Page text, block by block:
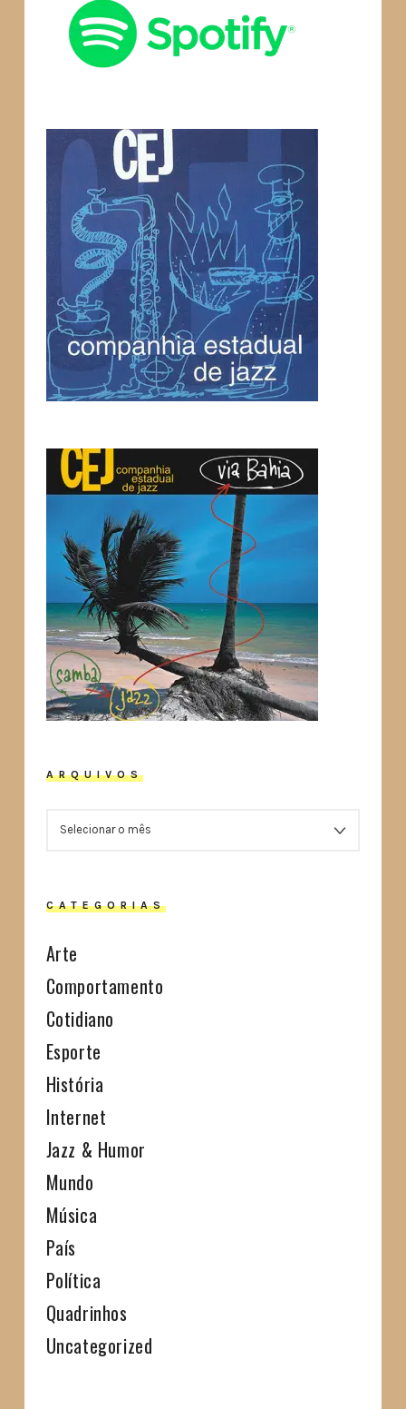
ARQUIVOS
CATEGORIAS
Arte
Comportamento
Cotidiano
Esporte
História
Internet
Jazz & Humor
Mundo
Música
País
Política
Quadrinhos
Uncategorized